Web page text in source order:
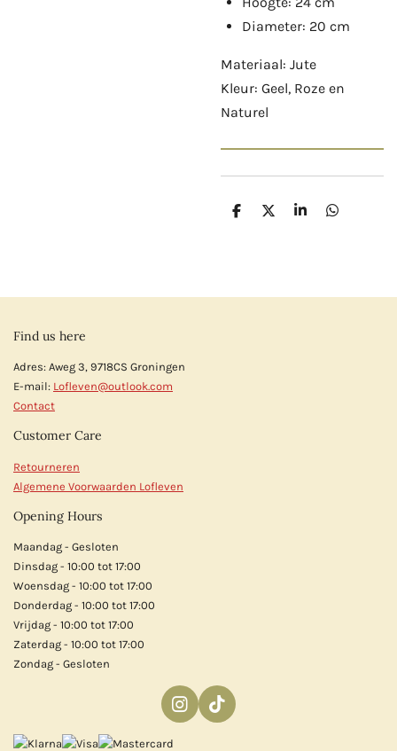
Diameter: 20 cm
Materiaal: Jute
Kleur: Geel, Roze en
Naturel
D
D
S
D
Find us here
Adres: Aweg 3, 9718CS Groningen
E-mail: Lofleven@outlook.com
Contact
Customer Care
Retourneren
Algemene Voorwaarden Lofleven
Opening Hours
Maandag - Gesloten
Dinsdag - 10:00 tot 17:00
Woensdag - 10:00 tot 17:00
Donderdag - 10:00 tot 17:00
Vrijdag - 10:00 tot 17:00
Zaterdag - 10:00 tot 17:00
Zondag - Gesloten
I
n
T
i